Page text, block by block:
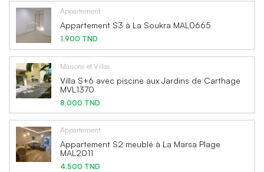
Appartement
Appartement S3 à La Soukra MAL0665
1,900 TND
Maisons et Villas
Villa S+6 avec piscine aux Jardins de Carthage
MVL1370
8,000 TND
Appartement
Appartement S2 meublé à La Marsa Plage
MAL2011
4,500 TND